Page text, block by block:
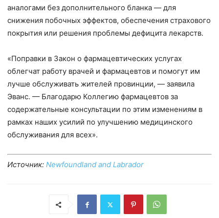
аналогами без дополнительного бланка — для
снижения побочных эффектов, обеспечения страхового
покрытия или решения проблемы дефицита лекарств.
«Поправки в Закон о фармацевтических услугах
облегчат работу врачей и фармацевтов и помогут им
лучше обслуживать жителей провинции, — заявила
Эванс. — Благодарю Коллегию фармацевтов за
содержательные консультации по этим изменениям в
рамках наших усилий по улучшению медицинского
обслуживания для всех».
Источник: Newfoundland and Labrador